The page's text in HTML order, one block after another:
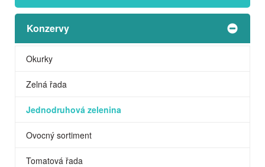
Konzervy
Okurky
Zelná řada
Jednodruhová zelenina
Ovocný sortiment
Tomatová řada